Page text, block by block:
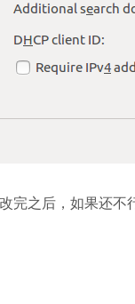
完之后，如果还不